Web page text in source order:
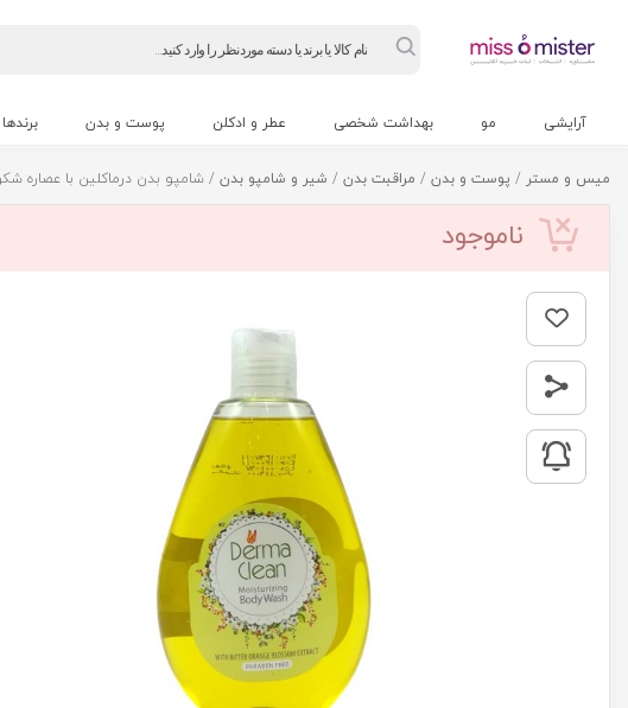
Products
search
آرایشی مو بهداشت شخصی عطر و ادکلن پوست و بدن برندها
میس و مستر / پوست و بدن / مراقبت بدن / شیر و شامپو بدن / شامپو بدن درماکلين با عصاره شکوفه بهار
ناموجود